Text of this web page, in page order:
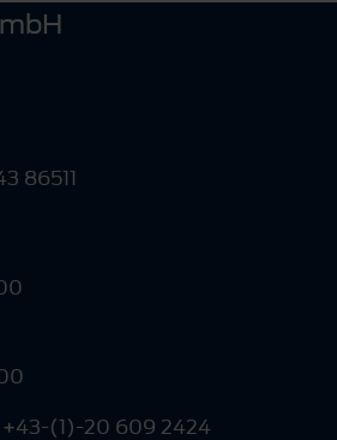
86511
(1)-20 609 2424